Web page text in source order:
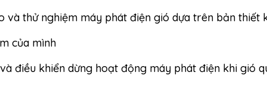
thử nghiệm máy phát điện gió dựa trên bản thiết
của mình
điều khiển dừng hoạt động máy phát điện khi gió